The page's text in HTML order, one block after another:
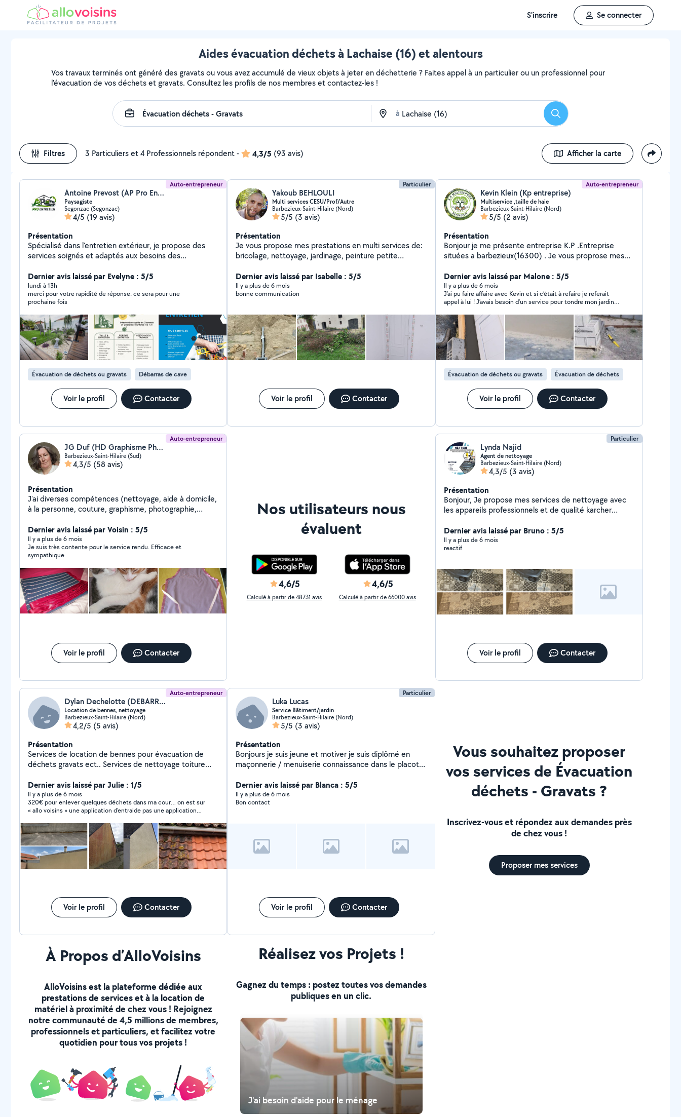
S'inscrire Se connecter
Aides évacuation déchets à Lachaise (16) et alentours
Vos travaux terminés ont généré des gravats ou vous avez accumulé de vieux objets à jeter en déchetterie ? Faites appel à un particulier ou un professionnel pour
l'évacuation de vos déchets et gravats. Consultez les profils de nos membres et contactez-les !
à Rechercher
Filtres 3 Particuliers et 4 Professionnels répondent- 4,3/5 (93 avis) Afficher la carte
Auto-entrepreneur
Antoine Prevost (AP Pro Entretien)
Paysagiste
Segonzac (Segonzac)
4/5 (19 avis)
Présentation
Spécialisé dans l'entretien extérieur, je propose des
services soignés et adaptés aux besoins des
l'écoute, j'interviens pour maintenir vos espaces
extérieurs propres, entretenus et agréables toute
l'année.
Dernier avis laissé par Evelyne : 5/5
lundi à 13h
merci pour votre rapidité de réponse. ce sera pour une
prochaine fois
Évacuation de déchets ou gravats Débarras de cave
Voir le profil Contacter
Particulier
Yakoub BEHLOULI
Multi services CESU/Prof/Autre
Barbezieux-Saint-Hilaire (Nord)
5/5 (3 avis)
Présentation
Je vous propose mes prestations en multi services de:
bricolage, nettoyage, jardinage, peinture petite
Dernier avis laissé par Isabelle : 5/5
Il y a plus de 6 mois
bonne communication
Voir le profil Contacter
Auto-entrepreneur
Kevin Klein (Kp entreprise)
Multiservice ,taille de haie
Barbezieux-Saint-Hilaire (Nord)
5/5 (2 avis)
Présentation
Bonjour je me présente entreprise K.P .Entreprise
situées a barbezieux(16300) . Je vous proprose mes
l'espace vert , petite maçonnerie, taille de haie ,tonte
,évacuation des végétaux et gravat et déménagement
Dernier avis laissé par Malone : 5/5
Il y a plus de 6 mois
J’ai pu faire affaire avec Kevin et si c’était à refaire je referait
appel à lui ! J’avais besoin d’un service pour tondre mon jardin
Kevin a gérer ! Merci kevin au plaisir !
Évacuation de déchets ou gravats Évacuation de déchets
Voir le profil Contacter
Auto-entrepreneur
JG Duf (HD Graphisme Photographie)
Barbezieux-Saint-Hilaire (Sud)
4,3/5 (58 avis)
Présentation
J'ai diverses compétences (nettoyage, aide à domicile,
à la personne, couture, graphisme, photographie,
rencontrer des gens de tous horizons et aider. Je n'ai
pas d'abonnement donc pas la possibilité de répondre
systématiquement. N'hésitez pas à me contacter par
téléphone au zerosixcinquante soixantetrois
soixantetroisquatorze en laissant un message.
Dernier avis laissé par Voisin : 5/5
Il y a plus de 6 mois
Je suis très contente pour le service rendu. Efficace et
sympathique
Voir le profil Contacter
Nos utilisateurs nous
évaluent
4,6/5
Calculé à partir de 48731 avis
4,6/5
Calculé à partir de 66000 avis
Particulier
Lynda Najid
Agent de nettoyage
Barbezieux-Saint-Hilaire (Nord)
4,3/5 (3 avis)
Présentation
Bonjour, Je propose mes services de nettoyage avec
les appareils professionnels et de qualité karcher
des vitres Nettoyeur haute pression: sol,mur extérieur
Lors de mes prestations ou locations sa sera biensur
avec mes produit de pro Déplacement 40 km autour
Dernier avis laissé par Bruno : 5/5
Il y a plus de 6 mois
reactif
Voir le profil Contacter
Auto-entrepreneur
Dylan Dechelotte (DEBARRAS PRO 16)
Location de bennes, nettoyage
Barbezieux-Saint-Hilaire (Nord)
4,2/5 (5 avis)
Présentation
Services de location de bennes pour évacuation de
déchets gravats ect.. Services de nettoyage toiture
et kärcher haute pression.
Dernier avis laissé par Julie : 1/5
Il y a plus de 6 mois
320€ pour enlever quelques déchets dans ma cour… on est sur
« allo voisins » une application d’entraide pas une application
Voir le profil Contacter
Particulier
Luka Lucas
Service Bâtiment/jardin
Barbezieux-Saint-Hilaire (Nord)
5/5 (3 avis)
Présentation
Bonjours je suis jeune et motiver je suis diplômé en
maçonnerie / menuiserie connaissance dans le placot
à toucher à tous alors hésiter pas à me contacter
cordialement .
Dernier avis laissé par Blanca : 5/5
Il y a plus de 6 mois
Bon contact
Voir le profil Contacter
Vous souhaitez proposer
vos services de Évacuation
déchets - Gravats ?
Inscrivez-vous et répondez aux demandes près
de chez vous !
Proposer mes services
À Propos d’AlloVoisins
AlloVoisins est la plateforme dédiée aux
prestations de services et à la location de
matériel à proximité de chez vous ! Rejoignez
notre communauté de 4,5 millions de membres,
professionnels et particuliers, et facilitez votre
quotidien pour tous vos projets !
Réalisez vos Projets !
Gagnez du temps : postez toutes vos demandes
publiques en un clic.
J'ai besoin d'aide pour le ménage